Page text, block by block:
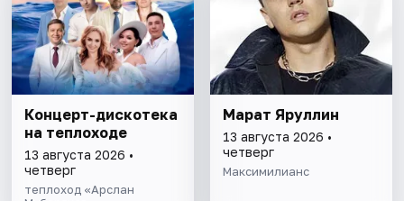
Концерт-дискотека
на теплоходе
13 августа 2026 •
четверг
теплоход «Арслан
Марат Яруллин
13 августа 2026 •
четверг
Максимилианс